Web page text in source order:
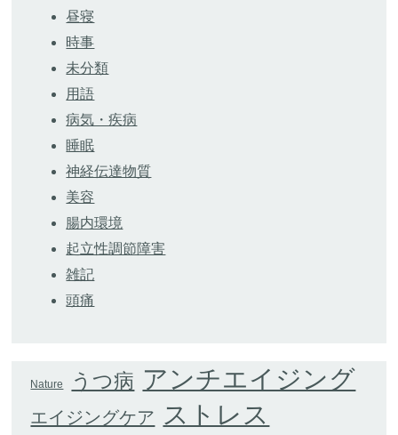
昼寝
時事
未分類
用語
病気・疾病
睡眠
神経伝達物質
美容
腸内環境
起立性調節障害
雑記
頭痛
Nature うつ病 アンチエイジング
エイジングケア ストレス